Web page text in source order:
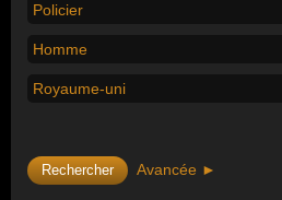
Policier
Homme
Royaume-uni
Avancée ►